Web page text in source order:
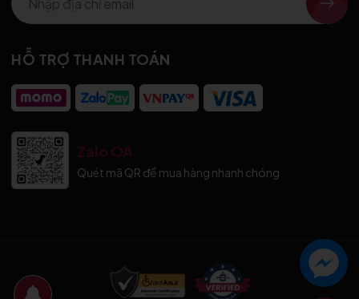
HỖ TRỢ THANH TOÁN
Zalo OA
Quét mã QR để mua hàng nhanh chóng